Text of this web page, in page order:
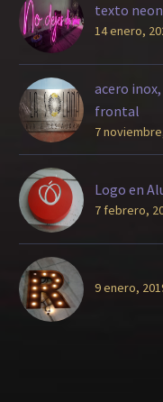
texto
14 enero,
acero
frontal
7
Logo en
7 febrero,
9 enero,